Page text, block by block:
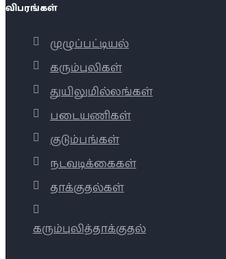
விபரங்கள்
முழுப்பட்டியல்
கரும்புலிகள்
துயிலுமில்லங்கள்
படையணிகள்
குடும்பங்கள்
நடவடிக்கைகள்
தாக்குதல்கள்
கரும்புலித்தாக்குதல்